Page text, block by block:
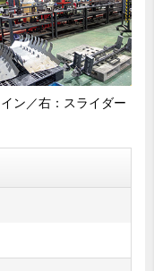
ン／右：スライダー